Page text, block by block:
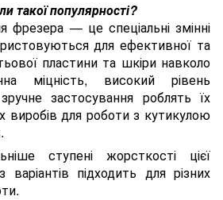
такої популярності?
фрезера — це спеціальні змінні
для ефективної та
пластини та шкіри навколо
міцність, високий рівень
застосування роблять їх
виробів для роботи з кутикулою
ступені жорсткості цієї
варіантів підходить для різних